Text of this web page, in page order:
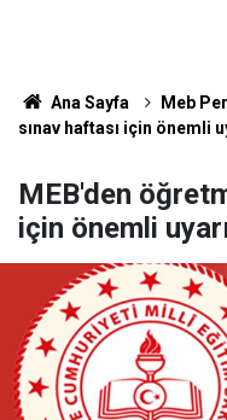
Ana Sayfa Meb
sınav haftası için önemli
MEB'den
için önemli